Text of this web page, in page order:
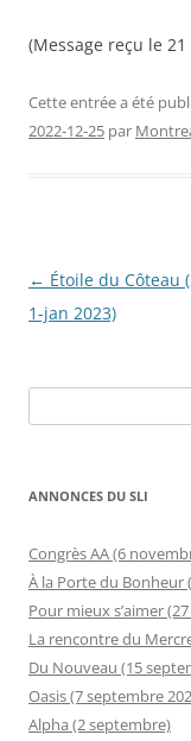
(Message reçu le
Cette entrée a été
2022-12-25 par
Navigation
des
← Étoile du Côteau
1-jan 2023)
ANNONCES DU SLI
Congrès AA (6
À la Porte du Bonheur
Pour mieux s’aimer
La rencontre du
Du Nouveau (15
Oasis (7 septembre
Alpha (2 septembre)